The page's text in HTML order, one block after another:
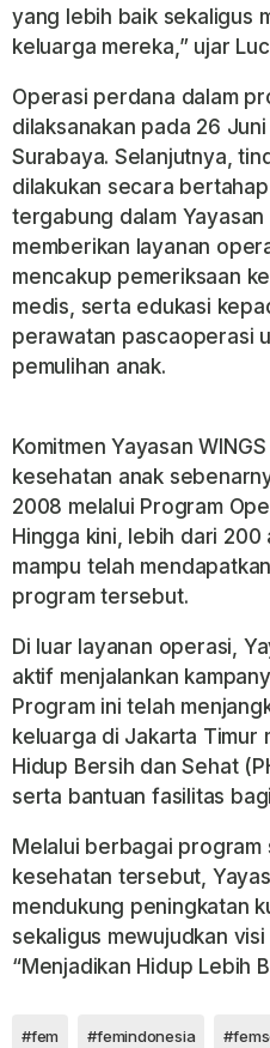
yang lebih baik sekaligus
keluarga mereka,” ujar
Operasi perdana dalam
dilaksanakan pada 26
Surabaya. Selanjutnya,
dilakukan secara
tergabung dalam Yayasan
memberikan layanan
mencakup pemeriksaan
medis, serta edukasi
perawatan pascaoperasi
pemulihan anak.
Komitmen Yayasan
kesehatan anak
2008 melalui Program
Hingga kini, lebih dari
mampu telah
program tersebut.
Di luar layanan operasi,
aktif menjalankan
Program ini telah
keluarga di Jakarta Timur
Hidup Bersih dan Sehat
serta bantuan fasilitas
Melalui berbagai program
kesehatan tersebut,
mendukung peningkatan
sekaligus mewujudkan
“Menjadikan Hidup Lebih
#fem #femindonesia